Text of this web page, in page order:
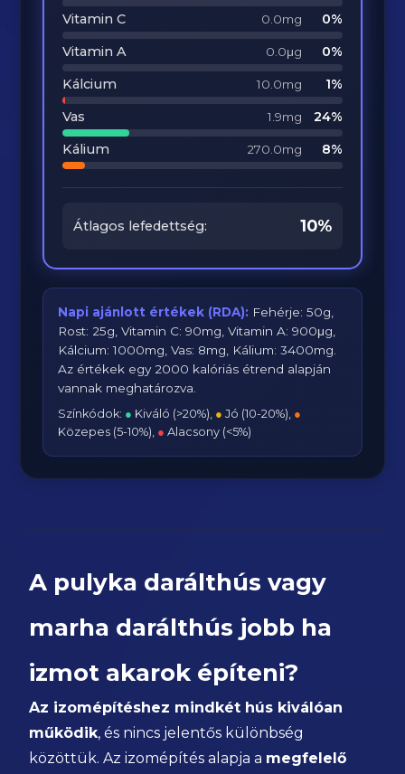
Vitamin C 0.0mg
0%
Vitamin A
0.0μg
0%
Kálcium
10.0mg
1%
Vas
1.9mg
24%
Kálium
270.0mg 8%
Átlagos lefedettség: 10%
Napi ajánlott értékek (RDA): Fehérje: 50g,
Rost: 25g, Vitamin C: 90mg, Vitamin A: 900μg,
Kálcium: 1000mg, Vas: 8mg, Kálium: 3400mg.
Az értékek egy 2000 kalóriás étrend alapján
vannak meghatározva.
Színkódok: ● Kiváló (>20%), ● Jó (10-20%), ●
Közepes (5-10%), ● Alacsony (<5%)
A pulyka darálthús vagy
marha darálthús jobb ha
izmot akarok építeni?
Az izomépítéshez mindkét hús kiválóan
működik, és nincs jelentős különbség
közöttük. Az izomépítés alapja a megfelelő